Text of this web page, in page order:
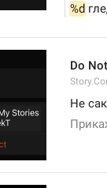
%d
Do
Не